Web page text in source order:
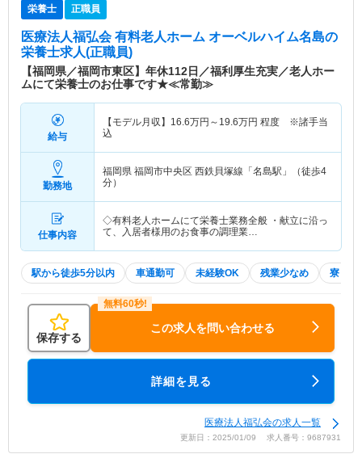
栄養士 正職員
医療法人福弘会 有料老人ホーム オーベルハイム名島の
栄養士求人(正職員)
【福岡県／福岡市東区】年休112日／福利厚生充実／老人ホー
ムにて栄養士のお仕事です★≪常勤≫
給与
【モデル月収】 16.6万円～ 19.6万円 程度 ※諸手当
込
勤務地
福岡県 福岡市中央区 西鉄貝塚線「名島駅」（徒歩4
分）
仕事内容
◇有料老人ホームにて栄養士業務全般 ・献立に沿っ
て、入居者様用のお食事の調理業…
駅から徒歩5分以内 車通勤可 未経験OK 残業少なめ 寮・借
保存する
この求人を問い合わせる
詳細を見る
医療法人福弘会の求人一覧
更新日：2025/01/09 求人番号：9687931